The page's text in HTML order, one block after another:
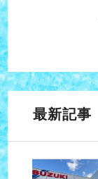
最新記事